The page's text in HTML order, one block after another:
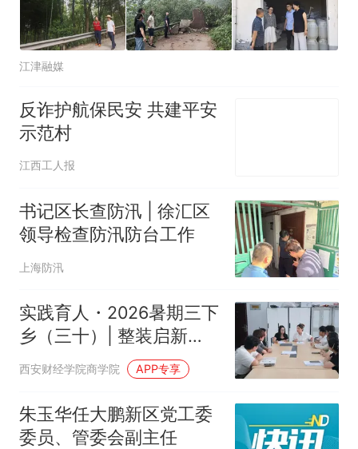
江津融媒
反诈护航保民安 共建平安
示范村
江西工人报
书记区长查防汛 | 徐汇区
领导检查防汛防台工作
上海防汛
实践育人・2026暑期三下
乡（三十）| 整装启新
程，研学践初心[望菌阁队
西安财经学院商学院 APP专享
朱玉华任大鹏新区党工委
委员、管委会副主任